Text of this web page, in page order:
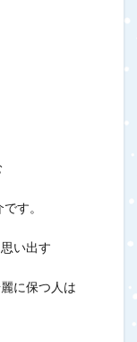
す。
い出す
に保つ人は